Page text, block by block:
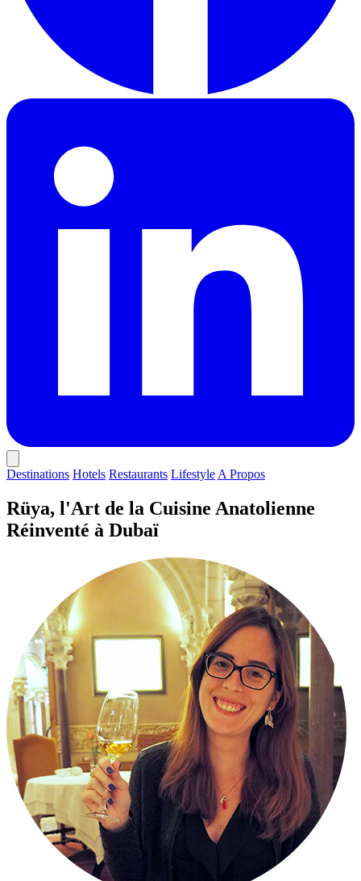
Destinations Hotels Restaurants Lifestyle A Propos
Rüya, l'Art de la Cuisine Anatolienne
Réinventé à Dubaï